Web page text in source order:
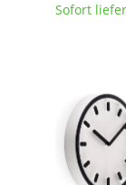
Tische
Beistelltische
Couchtische
Sofort